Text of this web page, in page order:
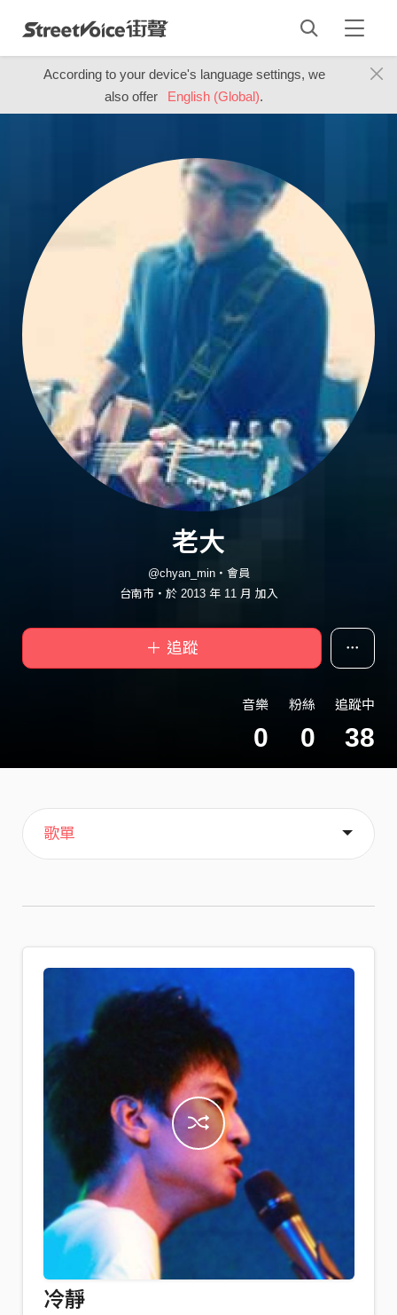
According to your device's language settings, we
also offer
English (Global).
老大
@chyan_min・會員
台南市・於 2013 年 11 月 加入
＋ 追蹤
音樂
0
粉絲
0
追蹤中
38
主頁
歌單
喜歡
關於
冷靜